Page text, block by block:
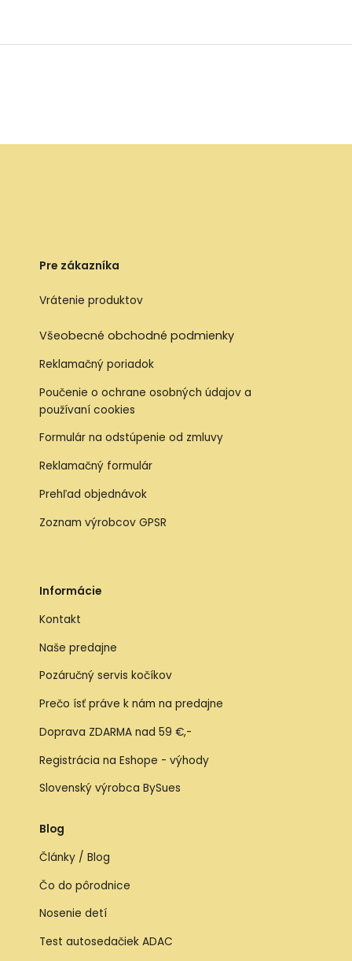
Pre zákazníka
Vrátenie produktov
Všeobecné obchodné podmienky
Reklamačný poriadok
Poučenie o ochrane osobných údajov a
používaní cookies
Formulár na odstúpenie od zmluvy
Reklamačný formulár
Prehľad objednávok
Zoznam výrobcov GPSR
Informácie
Kontakt
Naše predajne
Pozáručný servis kočíkov
Prečo ísť práve k nám na predajne
Doprava ZDARMA nad 59 €,-
Registrácia na Eshope - výhody
Slovenský výrobca BySues
Blog
Články / Blog
Čo do pôrodnice
Nosenie detí
Test autosedačiek ADAC